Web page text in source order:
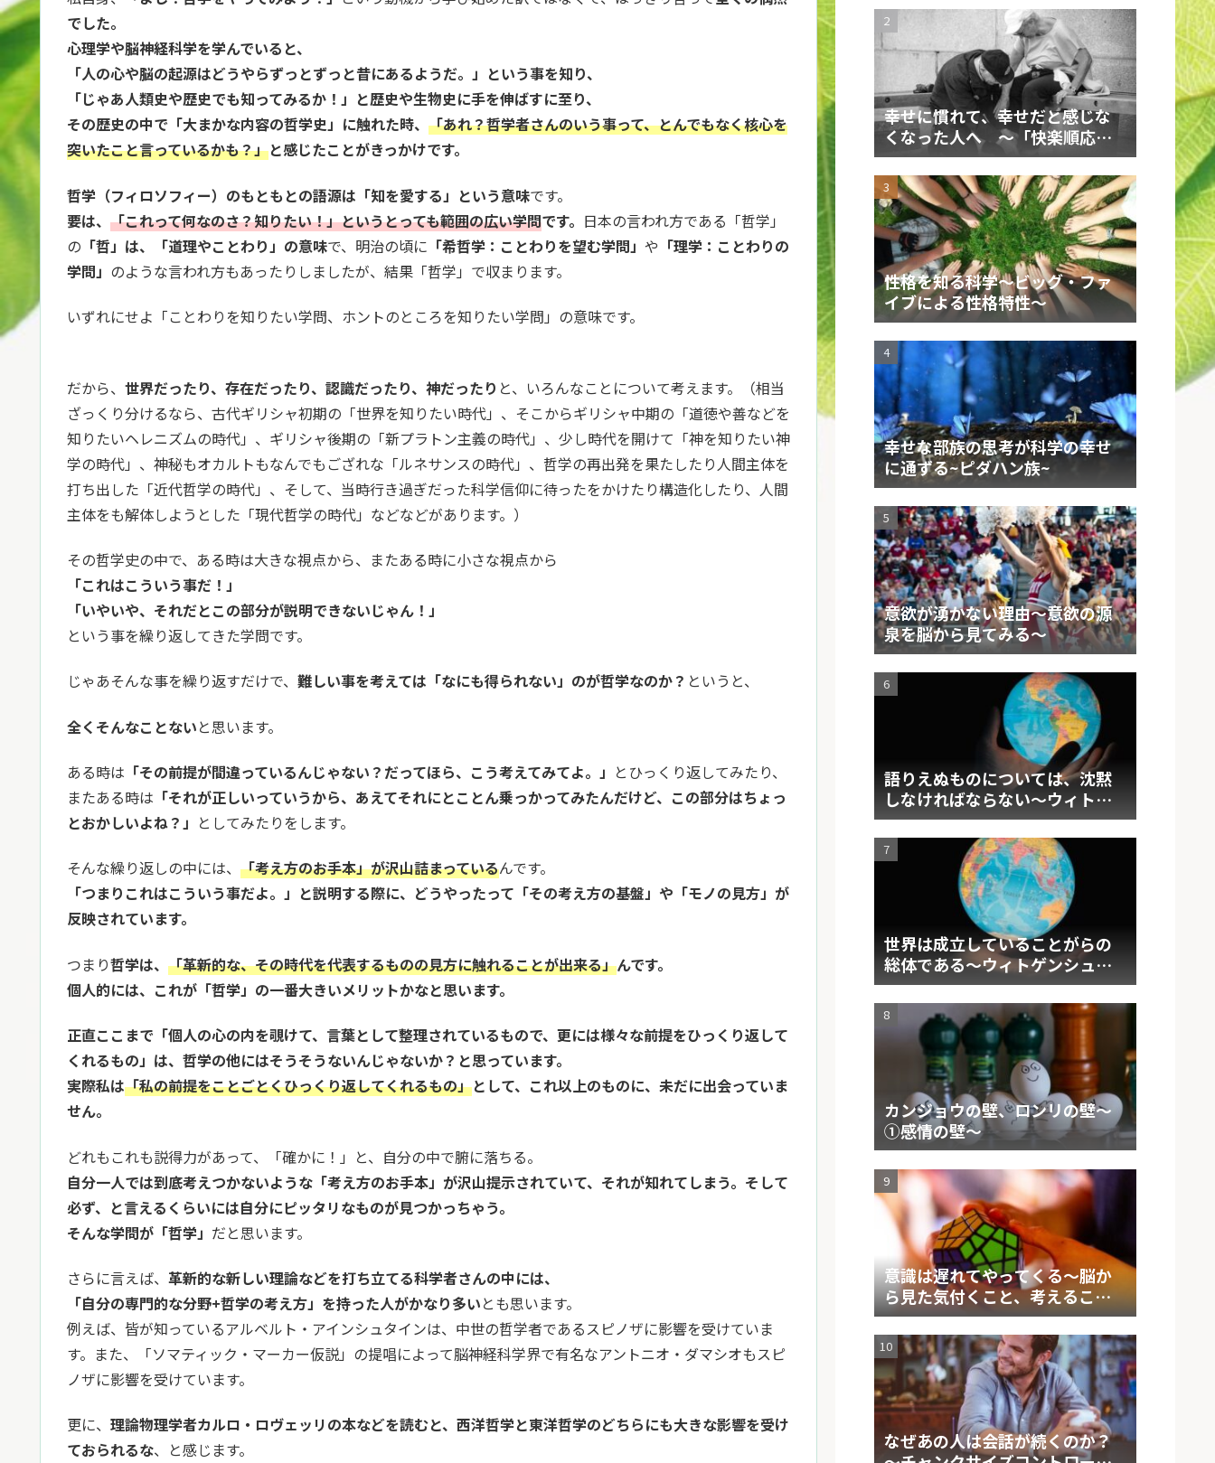
でした。
心理学や脳神経科学を学んでいると、
「人の心や脳の起源はどうやらずっとずっと昔にあるようだ。」という事を知り、
「じゃあ人類史や歴史でも知ってみるか！」と歴史や生物史に手を伸ばすに至り、
その歴史の中で「大まかな内容の哲学史」に触れた時、 「あれ？哲学者さんのいう事って、とんでもなく核心を
突いたこと言っているかも？」と感じたことがきっかけです。
哲学（フィロソフィー）のもともとの語源は「知を愛する」という意味です。
要は、 「これって何なのさ？知りたい！」というとっても範囲の広い学問です。 日本の言われ方である「哲学」
の 「哲」は、「道理やことわり」の意味で、明治の頃に 「希哲学：ことわりを望む学問」 や 「理学：ことわりの
学問」 のような言われ方もあったりしましたが、結果「哲学」で収まります。
いずれにせよ「ことわりを知りたい学問、ホントのところを知りたい学問」の意味です。
だから、 世界だったり、存在だったり、認識だったり、神だったり と、いろんなことについて考えます。（相当
ざっくり分けるなら、古代ギリシャ初期の「世界を知りたい時代」、そこからギリシャ中期の「道徳や善などを
知りたいヘレニズムの時代」、ギリシャ後期の「新プラトン主義の時代」、少し時代を開けて「神を知りたい神
学の時代」、神秘もオカルトもなんでもござれな「ルネサンスの時代」、哲学の再出発を果たしたり人間主体を
打ち出した「近代哲学の時代」、そして、当時行き過ぎだった科学信仰に待ったをかけたり構造化したり、人間
主体をも解体しようとした「現代哲学の時代」などなどがあります。）
その哲学史の中で、ある時は大きな視点から、またある時に小さな視点から
「これはこういう事だ！」
「いやいや、それだとこの部分が説明できないじゃん！」
という事を繰り返してきた学問です。
じゃあそんな事を繰り返すだけで、 難しい事を考えては「なにも得られない」のが哲学なのか？ というと、
全くそんなことないと思います。
ある時は 「その前提が間違っているんじゃない？だってほら、こう考えてみてよ。」 とひっくり返してみたり、
またある時は 「それが正しいっていうから、あえてそれにとことん乗っかってみたんだけど、この部分はちょっ
とおかしいよね？」 としてみたりをします。
そんな繰り返しの中には、 「考え方のお手本」が沢山詰まっているんです。
「つまりこれはこういう事だよ。」と説明する際に、どうやったって「その考え方の基盤」や「モノの見方」が
反映されています。
つまり哲学は、 「革新的な、その時代を代表するものの見方に触れることが出来る」んです。
個人的には、これが「哲学」の一番大きいメリットかなと思います。
正直ここまで「個人の心の内を覗けて、言葉として整理されているもので、更には様々な前提をひっくり返して
くれるもの」は、哲学の他にはそうそうないんじゃないか？と思っています。
実際私は「私の前提をことごとくひっくり返してくれるもの」として、これ以上のものに、未だに出会っていま
せん。
どれもこれも説得力があって、「確かに！」と、自分の中で腑に落ちる。
自分一人では到底考えつかないような「考え方のお手本」が沢山提示されていて、それが知れてしまう。そして
必ず、と言えるくらいには自分にピッタリなものが見つかっちゃう。
そんな学問が「哲学」 だと思います。
さらに言えば、 革新的な新しい理論などを打ち立てる科学者さんの中には、
「自分の専門的な分野+哲学の考え方」を持った人がかなり多いとも思います。
例えば、皆が知っているアルベルト・アインシュタインは、中世の哲学者であるスピノザに影響を受けていま
す。また、「ソマティック・マーカー仮説」の提唱によって脳神経科学界で有名なアントニオ・ダマシオもスピ
ノザに影響を受けています。
更に、 理論物理学者カルロ・ロヴェッリの本などを読むと、西洋哲学と東洋哲学のどちらにも大きな影響を受け
ておられるな、と感じます。
幸せに慣れて、幸せだと感じな
くなった人へ ～「快楽順応」
を飼いならす～
性格を知る科学～ビッグ・ファ
イブによる性格特性～
幸せな部族の思考が科学の幸せ
に通ずる~ピダハン族~
意欲が湧かない理由～意欲の源
泉を脳から見てみる～
語りえぬものについては、沈黙
しなければならない～ウィトゲ
ンシュタイン 『論理哲学論
考』要約②～
世界は成立していることがらの
総体である～ウィトゲンシュタ
イン 『論理哲学論考』要約①～
カンジョウの壁、ロンリの壁～
①感情の壁～
意識は遅れてやってくる～脳か
ら見た気付くこと、考えること
の仕組み～
なぜあの人は会話が続くのか？